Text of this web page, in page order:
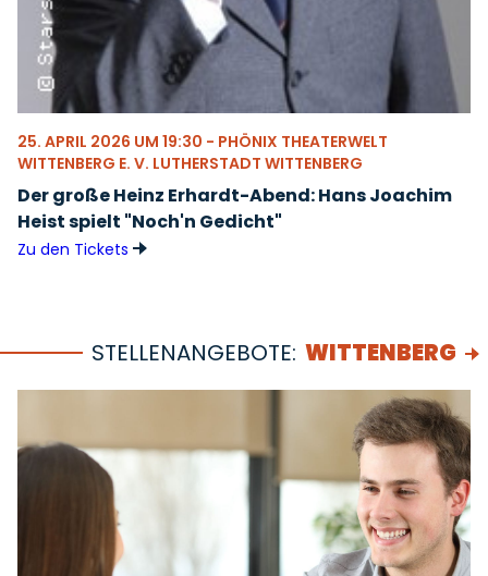
25. APRIL 2026 UM 19:30 - PHÖNIX THEATERWELT
WITTENBERG E. V. LUTHERSTADT WITTENBERG
Der große Heinz Erhardt-Abend: Hans Joachim
Heist spielt "Noch'n Gedicht"
Zu den Tickets
STELLENANGEBOTE: WITTENBERG